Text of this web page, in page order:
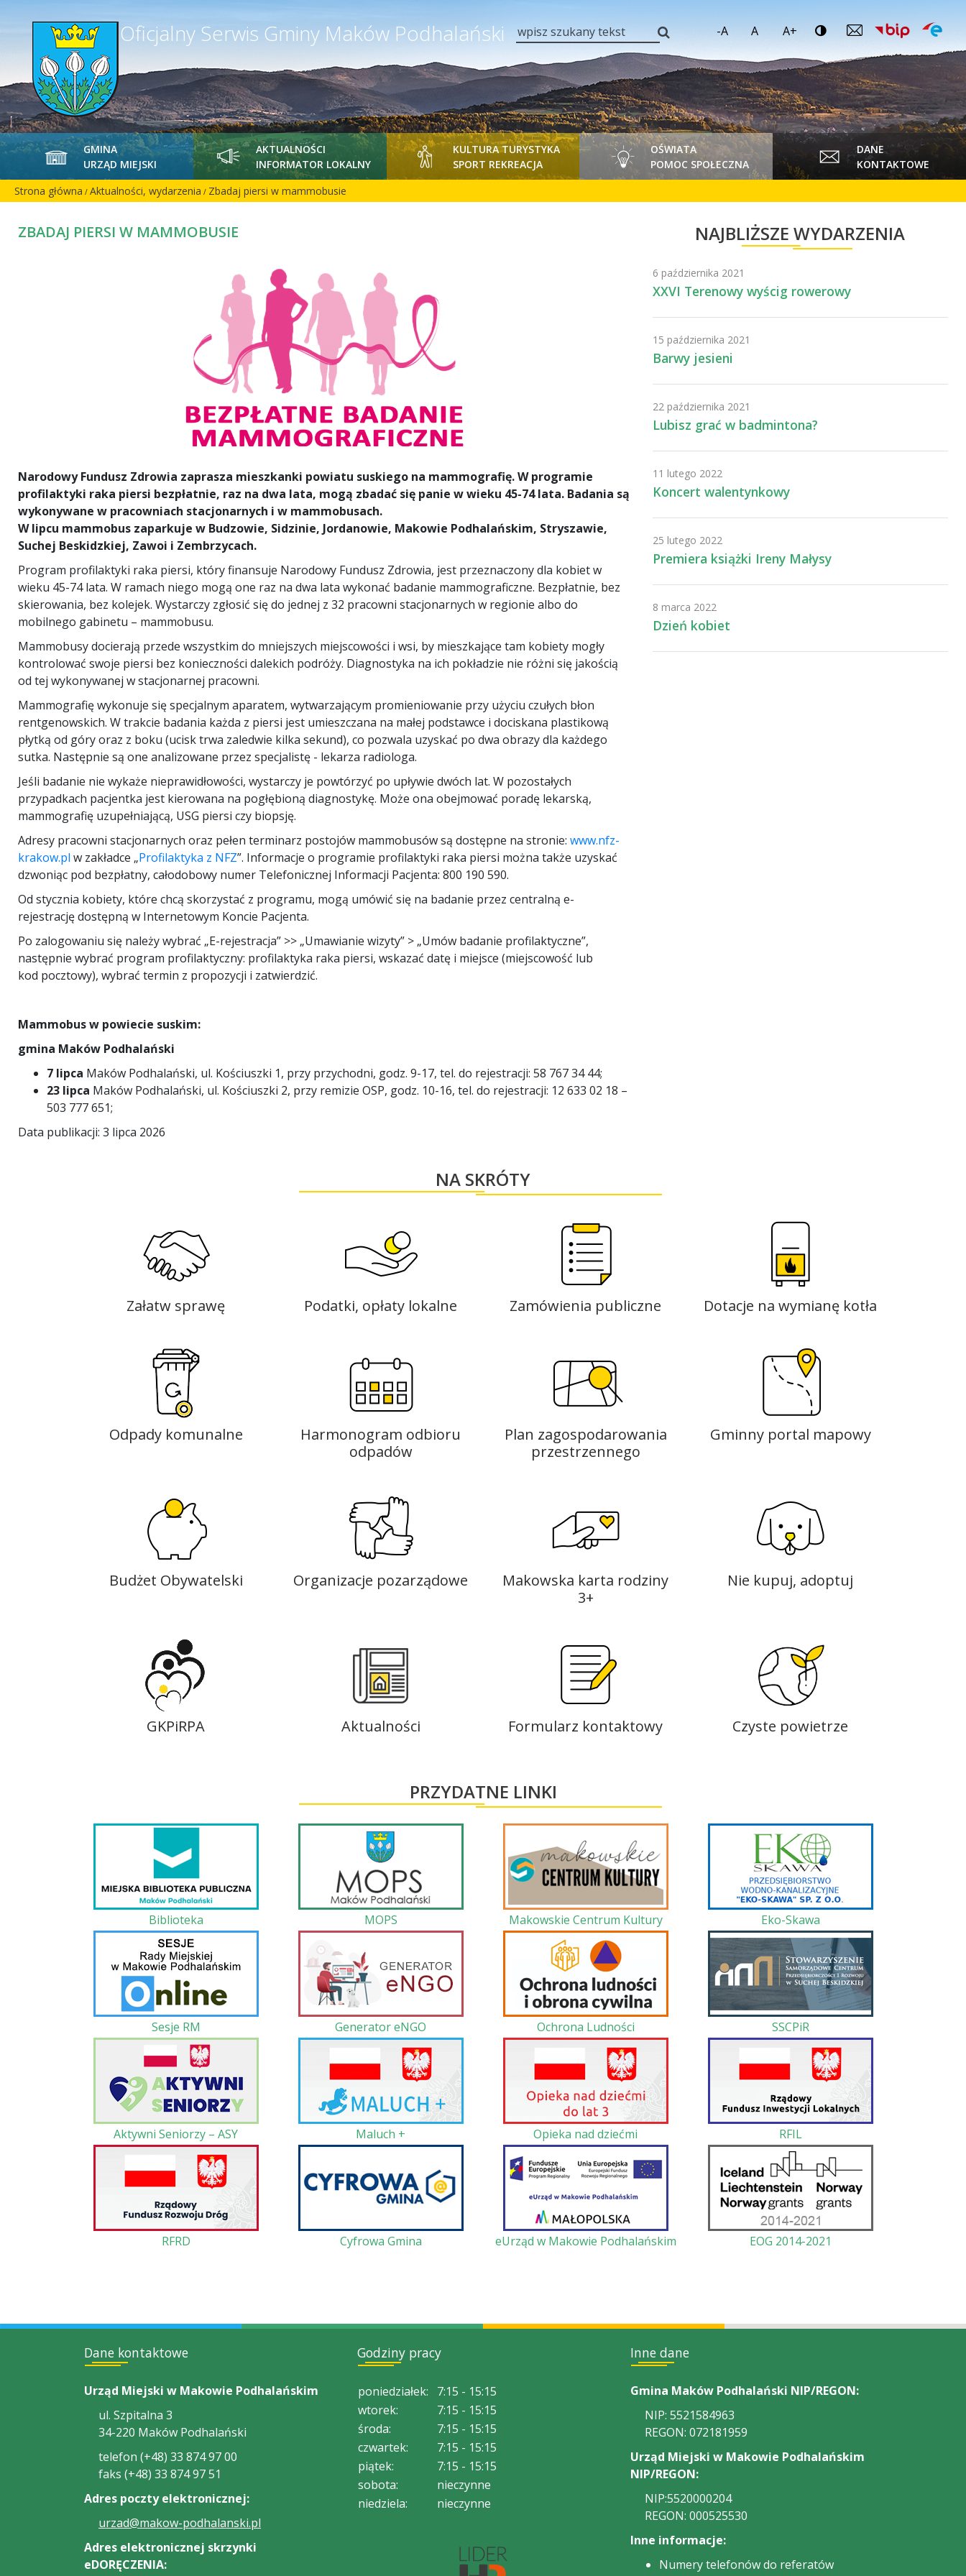
Oficjalny Serwis Gminy Maków Podhalański wpisz szukany tekst -A A A+
GMINA
URZĄD MIEJSKI
AKTUALNOŚCI
INFORMATOR LOKALNY
KULTURA TURYSTYKA
SPORT REKREACJA
OŚWIATA
POMOC SPOŁECZNA
DANE
KONTAKTOWE
Strona główna / Aktualności, wydarzenia / Zbadaj piersi w mammobusie
ZBADAJ PIERSI W MAMMOBUSIE
Narodowy Fundusz Zdrowia zaprasza mieszkanki powiatu suskiego na mammografię.W programie
profilaktyki raka piersi bezpłatnie, raz na dwa lata, mogą zbadać się panie w wieku 45-74 lata. Badania są
wykonywane w pracowniach stacjonarnych i w mammobusach.
W lipcu mammobus zaparkuje w Budzowie, Sidzinie, Jordanowie, Makowie Podhalańskim, Stryszawie,
Suchej Beskidzkiej, Zawoi i Zembrzycach.
Program profilaktyki raka piersi, który finansuje Narodowy Fundusz Zdrowia, jest przeznaczony dla kobiet w
wieku 45-74 lata. W ramach niego mogą one raz na dwa lata wykonać badanie mammograficzne. Bezpłatnie, bez
skierowania, bez kolejek. Wystarczy zgłosić się do jednej z 32 pracowni stacjonarnych w regionie albo do
mobilnego gabinetu – mammobusu.
Mammobusy docierają przede wszystkim do mniejszych miejscowości i wsi, by mieszkające tam kobiety mogły
kontrolować swoje piersi bez konieczności dalekich podróży. Diagnostyka na ich pokładzie nie różni się jakością
od tej wykonywanej w stacjonarnej pracowni.
Mammografię wykonuje się specjalnym aparatem, wytwarzającym promieniowanie przy użyciu czułych błon
rentgenowskich. W trakcie badania każda z piersi jest umieszczana na małej podstawce i dociskana plastikową
płytką od góry oraz z boku (ucisk trwa zaledwie kilka sekund), co pozwala uzyskać po dwa obrazy dla każdego
sutka. Następnie są one analizowane przez specjalistę - lekarza radiologa.
Jeśli badanie nie wykaże nieprawidłowości, wystarczy je powtórzyć po upływie dwóch lat. W pozostałych
przypadkach pacjentka jest kierowana na pogłębioną diagnostykę. Może ona obejmować poradę lekarską,
mammografię uzupełniającą, USG piersi czy biopsję.
Adresy pracowni stacjonarnych oraz pełen terminarz postojów mammobusów są dostępne na stronie: www.nfz-
krakow.pl w zakładce „Profilaktyka z NFZ”. Informacje o programie profilaktyki raka piersi można także uzyskać
dzwoniąc pod bezpłatny, całodobowy numer Telefonicznej Informacji Pacjenta: 800 190 590.
Od stycznia kobiety, które chcą skorzystać z programu, mogą umówić się na badanie przez centralną e-
rejestrację dostępną w Internetowym Koncie Pacjenta.
Po zalogowaniu się należy wybrać „E-rejestracja” >> „Umawianie wizyty” > „Umów badanie profilaktyczne”,
następnie wybrać program profilaktyczny: profilaktyka raka piersi, wskazać datę i miejsce (miejscowość lub
kod pocztowy), wybrać termin z propozycji i zatwierdzić.
Mammobus w powiecie suskim:
gmina Maków Podhalański
7 lipca Maków Podhalański, ul. Kościuszki 1, przy przychodni, godz. 9-17, tel. do rejestracji: 58 767 34 44;
23 lipca Maków Podhalański, ul. Kościuszki 2, przy remizie OSP, godz. 10-16, tel. do rejestracji: 12 633 02 18 –
503 777 651;
Data publikacji: 3 lipca 2026
NAJBLIŻSZE WYDARZENIA
6 października 2021
XXVI Terenowy wyścig rowerowy
15 października 2021
Barwy jesieni
22 października 2021
Lubisz grać w badmintona?
11 lutego 2022
Koncert walentynkowy
25 lutego 2022
Premiera książki Ireny Małysy
8 marca 2022
Dzień kobiet
NA SKRÓTY
Załatw sprawę Podatki, opłaty lokalne Zamówienia publiczne Dotacje na wymianę kotła
Odpady komunalne
Harmonogram odbioru
odpadów
Plan zagospodarowania
przestrzennego
Gminny portal mapowy
Budżet Obywatelski Organizacje pozarządowe
Makowska karta rodziny
3+
Nie kupuj, adoptuj
GKPiRPA Aktualności Formularz kontaktowy Czyste powietrze
PRZYDATNE LINKI
Biblioteka MOPS Makowskie Centrum Kultury Eko-Skawa
Sesje RM Generator eNGO Ochrona Ludności SSCPiR
Aktywni Seniorzy – ASY Maluch + Opieka nad dziećmi RFIL
RFRD Cyfrowa Gmina eUrząd w Makowie Podhalańskim EOG 2014-2021
Dane kontaktowe
Urząd Miejski w Makowie Podhalańskim
ul. Szpitalna 3
34-220 Maków Podhalański
telefon (+48) 33 874 97 00
faks (+48) 33 874 97 51
Adres poczty elektronicznej:
urzad@makow-podhalanski.pl
Adres elektronicznej skrzynki
eDORĘCZENIA:
Godziny pracy
poniedziałek:
7:15 - 15:15
wtorek:
7:15 - 15:15
środa:
7:15 - 15:15
czwartek:
7:15 - 15:15
piątek:
7:15 - 15:15
sobota:
nieczynne
niedziela:
nieczynne
Inne dane
Gmina Maków Podhalański NIP/REGON:
NIP: 5521584963
REGON: 072181959
Urząd Miejski w Makowie Podhalańskim
NIP/REGON:
NIP:5520000204
REGON: 000525530
Inne informacje:
Numery telefonów do referatów